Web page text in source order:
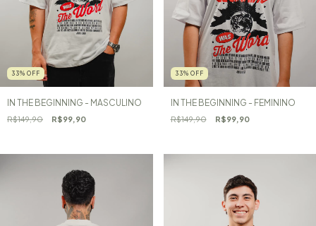
33% OFF
IN THE BEGINNING - MASCULINO
R$149,90 R$99,90
33% OFF
IN THE BEGINNING - FEMININO
R$149,90 R$99,90